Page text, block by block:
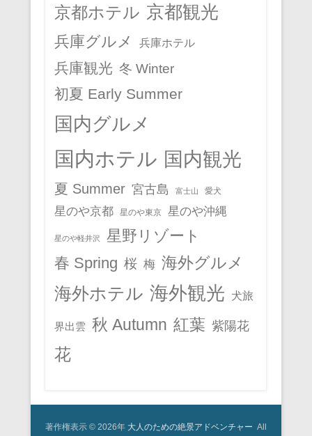
京都ホテル 京都観光
兵庫グルメ 兵庫ホテル
兵庫観光 冬 Winter
初夏 Early Summer
国内グルメ
国内ホテル 国内観光
夏 Summer 宮古島 富士山 愛犬
星のや京都 星のや東京 星のや沖縄
星のや軽井沢
星野リゾート
春 Spring 桜 梅 海外グルメ
海外ホテル 海外観光 犬旅
界出雲 秋 Autumn 紅葉 紫陽花
花
著作権表示 © 2026年 大人のための絶景アドベンチャー All